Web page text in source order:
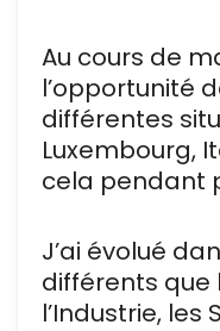
Au cours de
l’opportunité
différentes
Luxembourg,
cela pendant
J’ai évolué
différents que
l’Industrie, les